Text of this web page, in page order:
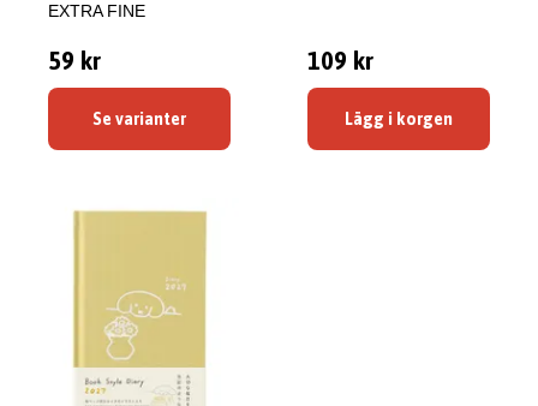
EXTRA FINE
59 kr
Se varianter
109 kr
Lägg i korgen